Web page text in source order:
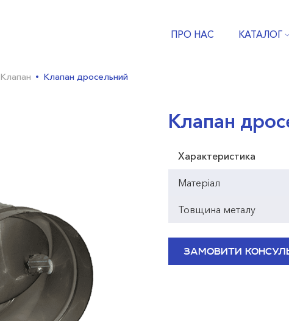
ПРО НАС КАТАЛОГ
Клапан Клапан дросельний
Клапан
Характеристика
Матеріал
Товщина металу
ЗАМОВИТИ